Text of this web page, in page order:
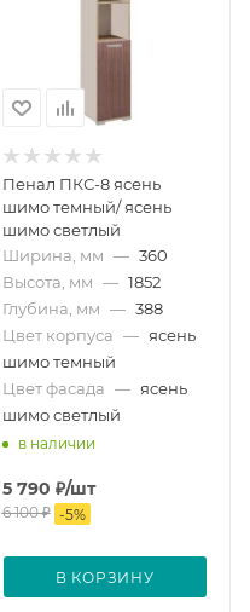
Пенал ПКС-8 ясень
шимо темный/ ясень
шимо светлый
Ширина, мм — 360
Высота, мм — 1852
Глубина, мм — 388
Цвет корпуса — ясень
шимо темный
Цвет фасада — ясень
шимо светлый
в наличии
5 790 ₽/шт
6 100₽ -5%
В КОРЗИНУ